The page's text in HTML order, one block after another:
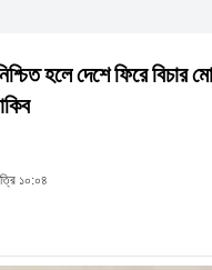
হলে দেশে ফিরে বিচার
১০:০৪